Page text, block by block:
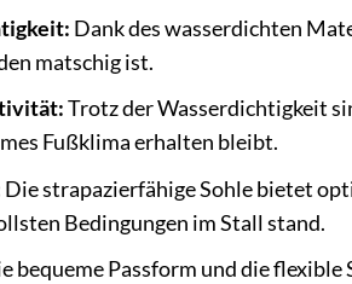
Dank des wasserdichten
matschig ist.
Trotz der Wasserdichtigkeit
Fußklima erhalten bleibt.
Die strapazierfähige Sohle bietet
Bedingungen im Stall stand.
bequeme Passform und die flexible